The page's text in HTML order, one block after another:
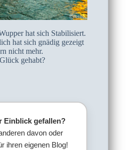
hat sich Stabilisiert.
hat sich gnädig gezeigt
nicht mehr.
gehabt?
Einblick gefallen?
davon oder
ihren eigenen Blog!